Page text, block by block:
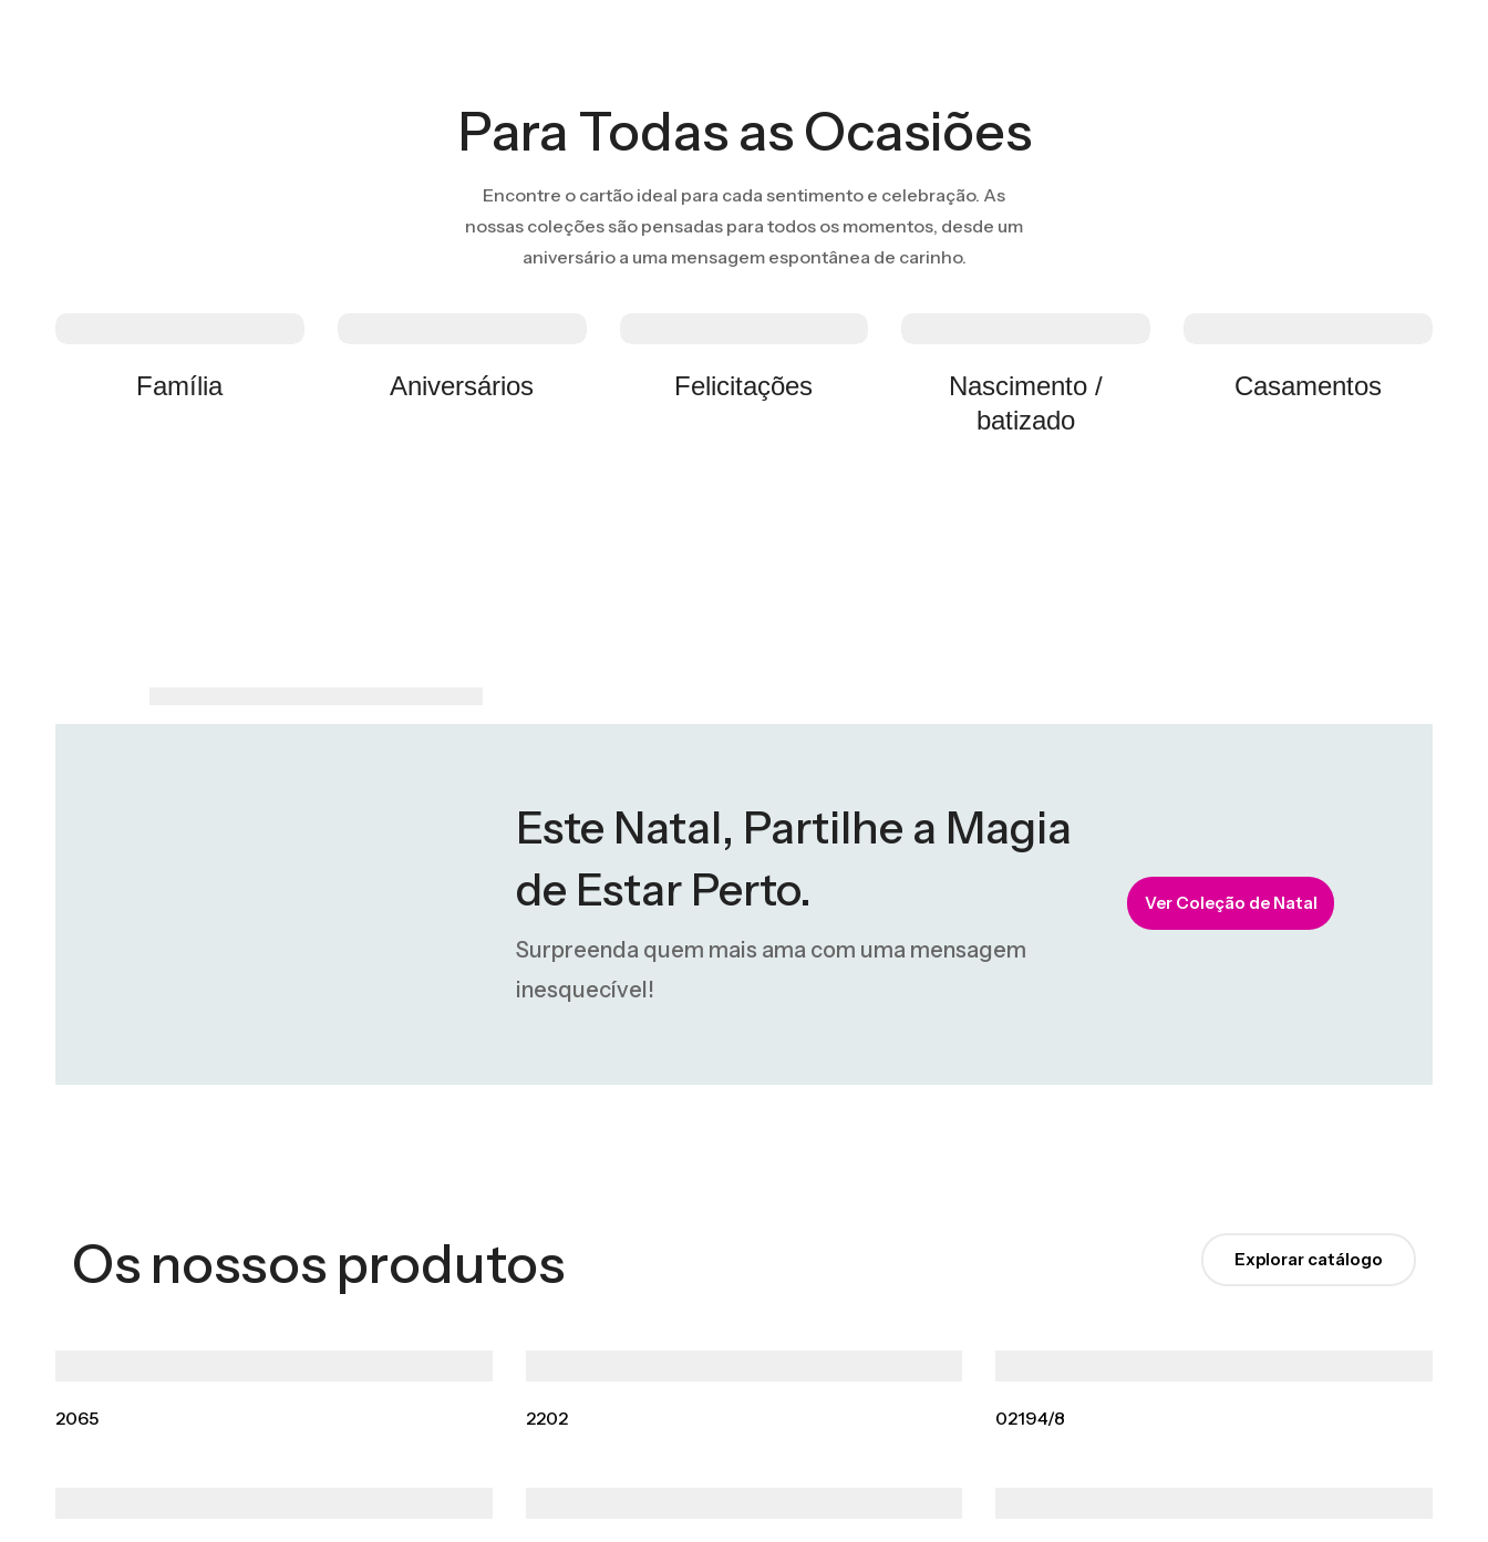
Para Todas as Ocasiões
Encontre o cartão ideal para cada sentimento e celebração. As
nossas coleções são pensadas para todos os momentos, desde um
aniversário a uma mensagem espontânea de carinho.
Família Aniversários Felicitações
Nascimento /
batizado
Casamentos
Este Natal, Partilhe a Magia
de Estar Perto.
Surpreenda quem mais ama com uma mensagem
inesquecível!
Ver Coleção de Natal
Os nossos produtos Explorar catálogo
2065 2202 02194/8